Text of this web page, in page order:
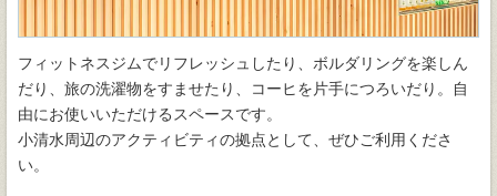
フィットネスジムでリフレッシュしたり、ボルダリングを楽しん
だり、旅の洗濯物をすませたり、コーヒを片手につろいだり。自
由にお使いいただけるスペースです。
小清水周辺のアクティビティの拠点として、ぜひご利用くださ
い。